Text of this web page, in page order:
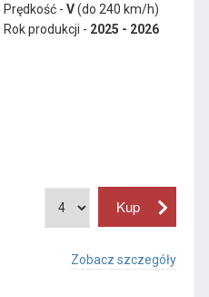
Prędkość - V(do 240 km/h)
Rok produkcji - 2025 - 2026
Zobacz szczegóły